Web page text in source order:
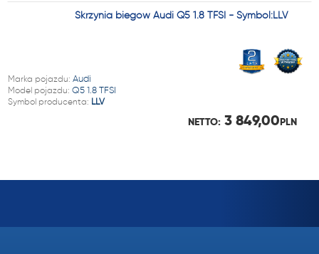
Skrzynia biegów Audi Q5 1.8 TFSI - Symbol:LLV
Marka pojazdu: Audi
Model pojazdu: Q5 1.8 TFSI
Symbol producenta: LLV
NETTO: 3 849,00PLN